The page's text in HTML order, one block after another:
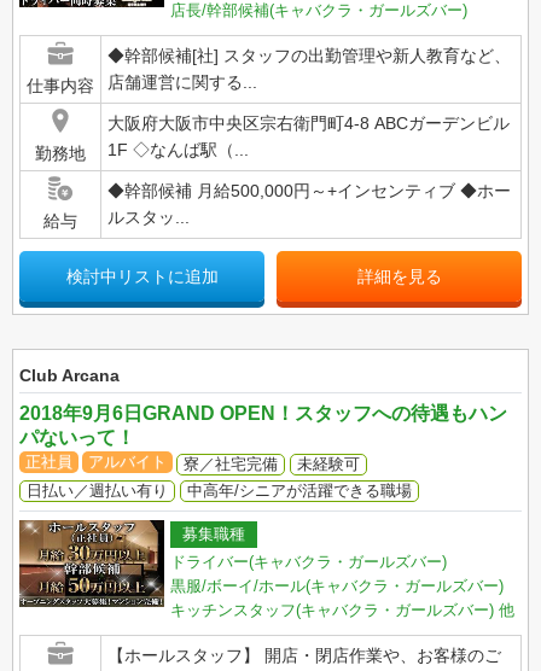
店長/幹部候補(キャバクラ・ガールズバー)
仕事内容
◆幹部候補[社] スタッフの出勤管理や新人教育など、
店舗運営に関する...
勤務地
大阪府大阪市中央区宗右衛門町4-8 ABCガーデンビル
1F ◇なんば駅（...
給与
◆幹部候補 月給500,000円～+インセンティブ ◆ホー
ルスタッ...
検討中リストに追加 詳細を見る
Club Arcana
2018年9月6日GRAND OPEN！スタッフへの待遇もハン
パないって！
正社員 アルバイト 寮／社宅完備
未経験可
日払い／週払い有り
中高年/シニアが活躍できる職場
募集職種
ドライバー(キャバクラ・ガールズバー)
黒服/ボーイ/ホール(キャバクラ・ガールズバー)
キッチンスタッフ(キャバクラ・ガールズバー) 他
【ホールスタッフ】 開店・閉店作業や、お客様のご